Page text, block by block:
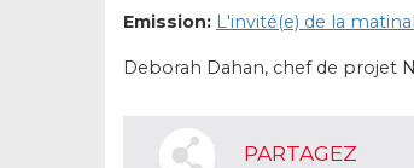
Emission: L'invité(e) de la
Deborah Dahan, chef de projet
PARTAGEZ